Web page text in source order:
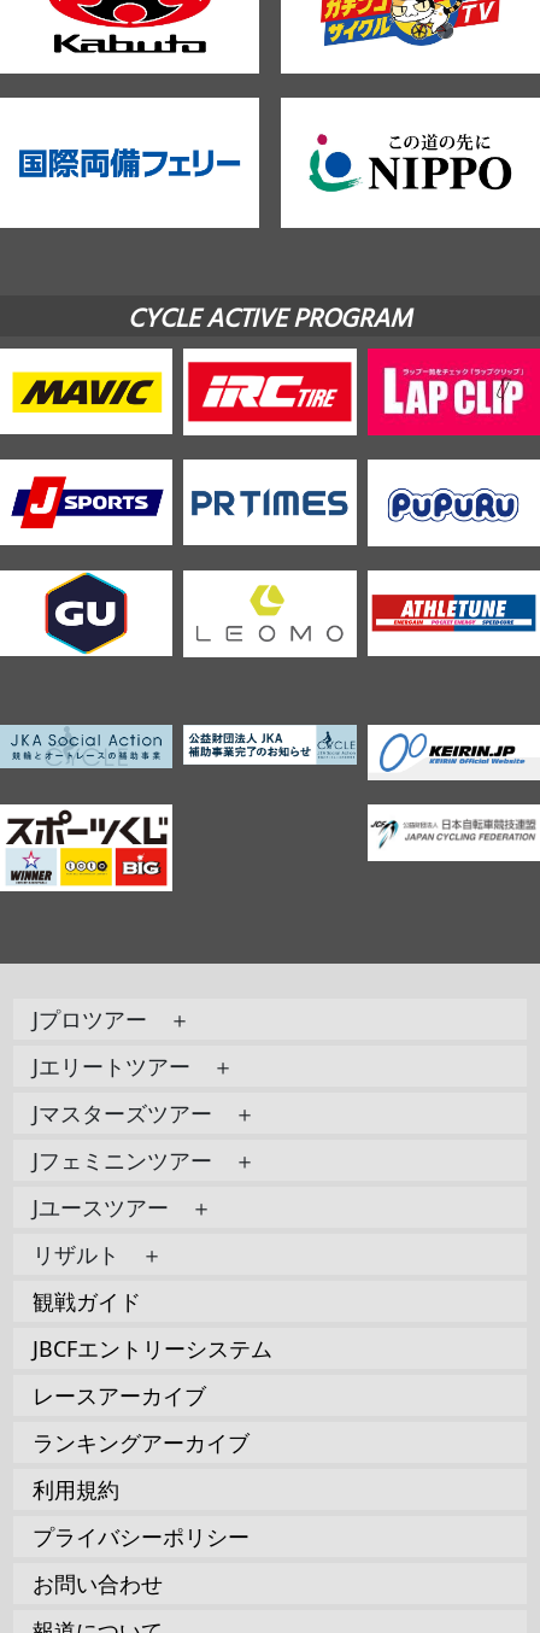
CYCLE ACTIVE PROGRAM
Jプロツアー ＋
Jエリートツアー ＋
Jマスターズツアー ＋
Jフェミニンツアー ＋
Jユースツアー ＋
リザルト ＋
観戦ガイド
JBCFエントリーシステム
レースアーカイブ
ランキングアーカイブ
利用規約
プライバシーポリシー
お問い合わせ